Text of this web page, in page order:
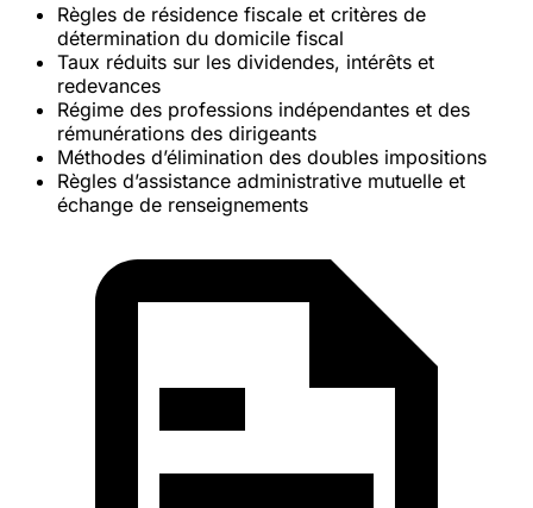
Règles de résidence fiscale et critères de
détermination du domicile fiscal
Taux réduits sur les dividendes, intérêts et
redevances
Régime des professions indépendantes et des
rémunérations des dirigeants
Méthodes d’élimination des doubles impositions
Règles d’assistance administrative mutuelle et
échange de renseignements